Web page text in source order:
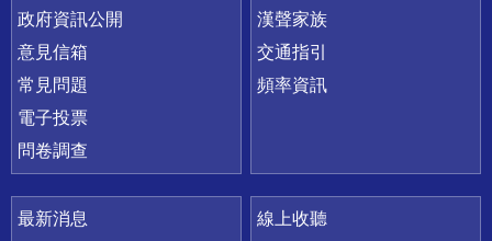
政府資訊公開
意見信箱
常見問題
電子投票
問卷調查
漢聲家族
交通指引
頻率資訊
最新消息
線上收聽